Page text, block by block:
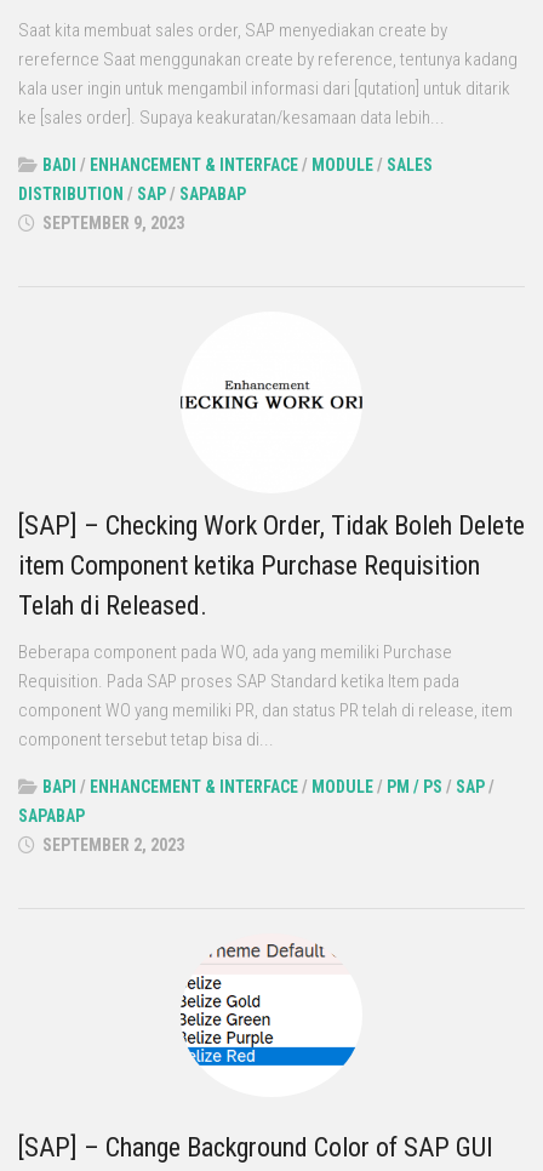
Saat kita membuat sales order, SAP menyediakan create by
rerefernce Saat menggunakan create by reference, tentunya kadang
kala user ingin untuk mengambil informasi dari [qutation] untuk ditarik
ke [sales order]. Supaya keakuratan/kesamaan data lebih...
BADI / ENHANCEMENT & INTERFACE/ MODULE/ SALES
DISTRIBUTION / SAP/ SAPABAP
SEPTEMBER 9, 2023
[SAP] – Checking Work Order, Tidak Boleh Delete
item Component ketika Purchase Requisition
Telah di Released.
Beberapa component pada WO, ada yang memiliki Purchase
Requisition. Pada SAP proses SAP Standard ketika Item pada
component WO yang memiliki PR, dan status PR telah di release, item
component tersebut tetap bisa di...
BAPI / ENHANCEMENT & INTERFACE/ MODULE/ PM / PS / SAP/
SAPABAP
SEPTEMBER 2, 2023
[SAP] – Change Background Color of SAP GUI